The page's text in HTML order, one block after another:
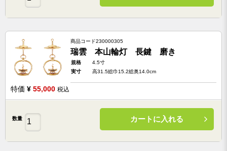
商品コード230000305
瑞雲 本山輪灯 長鍵 磨き
規格
4.5寸
実寸
高31.5総巾15.2総奥14.0cm
特価 ¥ 55,000 税込
数量 カートに入れる